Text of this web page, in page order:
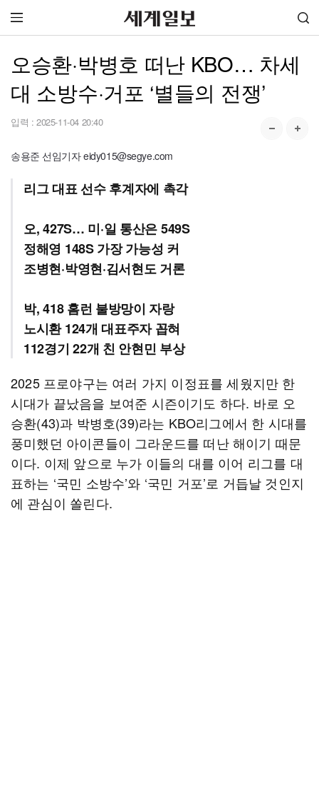
오승환·박병호 떠난 KBO… 차세
대 소방수·거포 ‘별들의 전쟁’
입력 : 2025-11-04 20:40
송용준 선임기자 eidy015@segye.com
리그 대표 선수 후계자에 촉각
오, 427S… 미·일 통산은 549S
정해영 148S 가장 가능성 커
조병현·박영현·김서현도 거론
박, 418 홈런 불방망이 자랑
노시환 124개 대표주자 꼽혀
112경기 22개 친 안현민 부상
2025 프로야구는 여러 가지 이정표를 세웠지만 한
시대가 끝났음을 보여준 시즌이기도 하다. 바로 오
승환(43)과 박병호(39)라는 KBO리그에서 한 시대를
풍미했던 아이콘들이 그라운드를 떠난 해이기 때문
이다. 이제 앞으로 누가 이들의 대를 이어 리그를 대
표하는 ‘국민 소방수’와 ‘국민 거포’로 거듭날 것인지
에 관심이 쏠린다.